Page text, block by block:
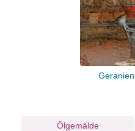
Geranien
Ölgemälde